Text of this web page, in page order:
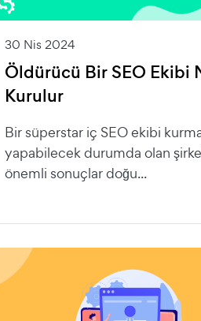
30 Nis 2024
Öldürücü Bir SEO Ekibi
Kurulur
Bir süperstar iç SEO ekibi
yapabilecek durumda olan
önemli sonuçlar doğu...